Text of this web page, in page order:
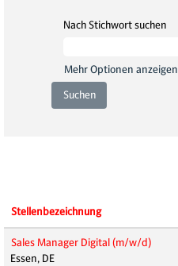
Nach Stichwort suchen
Mehr Optionen anzeigen
Stellenbezeichnung
Sales Manager Digital (m/w/d)
Essen, DE